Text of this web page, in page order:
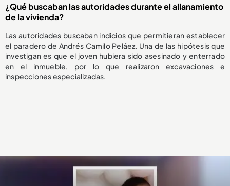
¿Qué buscaban las autoridades durante el allanamiento
de la vivienda?
Las autoridades buscaban indicios que permitieran establecer
el paradero de Andrés Camilo Peláez. Una de las hipótesis que
investigan es que el joven hubiera sido asesinado y enterrado
en el inmueble, por lo que realizaron excavaciones e
inspecciones especializadas.